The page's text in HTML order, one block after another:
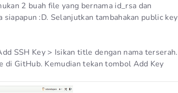
2 buah file yang bernama id_rsa dan
:D. Selanjutkan tambahakan public key
SSH Key > Isikan title dengan nama terserah.
di GitHub. Kemudian tekan tombol Add Key